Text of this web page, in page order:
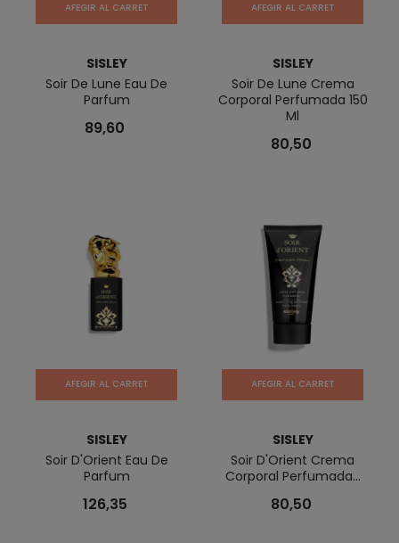
AFEGIR AL CARRET
SISLEY
Soir De Lune Eau De
Parfum
89,60
AFEGIR AL CARRET
SISLEY
Soir De Lune Crema
Corporal Perfumada 150
Ml
80,50
AFEGIR AL CARRET
SISLEY
Soir D'Orient Eau De
Parfum
126,35
AFEGIR AL CARRET
SISLEY
Soir D'Orient Crema
Corporal Perfumada...
80,50